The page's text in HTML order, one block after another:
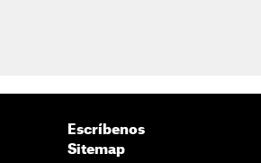
Escríbenos
Sitemap